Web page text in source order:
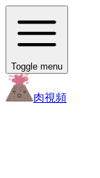
Toggle menu
肉視頻